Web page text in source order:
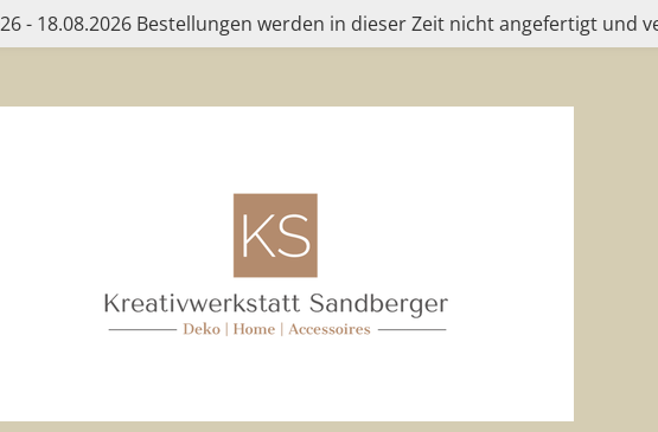
- 18.08.2026 Bestellungen werden in dieser Zeit nicht angefertigt und